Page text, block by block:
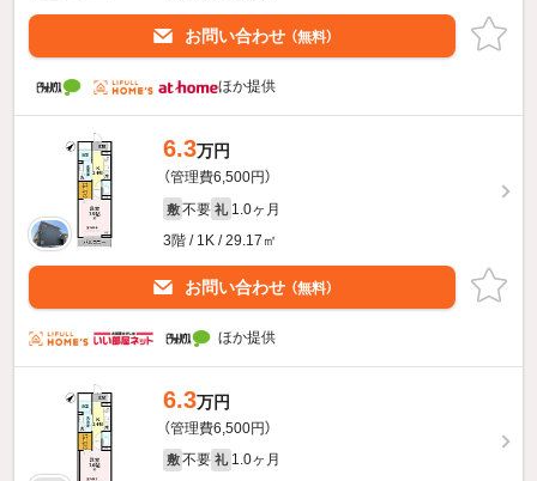
お問い合わせ （無料）
ほか提供
6.3万円
（管理費6,500円）
敷 不要 礼 1.0ヶ月
3階 / 1K / 29.17㎡
お問い合わせ （無料）
ほか提供
6.3万円
（管理費6,500円）
敷 不要 礼 1.0ヶ月